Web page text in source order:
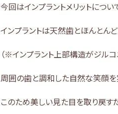
今回はインプラントメリットについ
インプラントは天然歯とほんとん
（※インプラント上部構造がジルコ
周囲の歯と調和した自然な笑顔を
このため美しい見た目を取り戻す